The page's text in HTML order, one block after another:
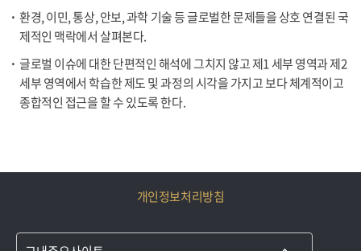
환경, 이민, 통상, 안보, 과학 기술 등 글로벌한 문제들을 상호 연결된 국
제적인 맥락에서 살펴본다.
글로벌 이슈에 대한 단편적인 해석에 그치지 않고 제1 세부 영역과 제2
세부 영역에서 학습한 제도 및 과정의 시각을 가지고 보다 체계적이고
종합적인 접근을 할 수 있도록 한다.
개인정보처리방침